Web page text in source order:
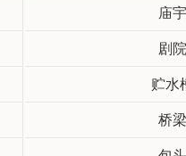
庙宇
剧院
贮水
桥梁